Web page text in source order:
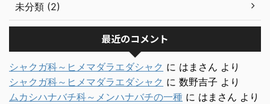
未分類 (2)
最近のコメント
シャクガ科～ヒメマダラエダシャク に はまさん より
シャクガ科～ヒメマダラエダシャク に 数野吉子 より
ムカシハナバチ科～メンハナバチの一種 に はまさん より